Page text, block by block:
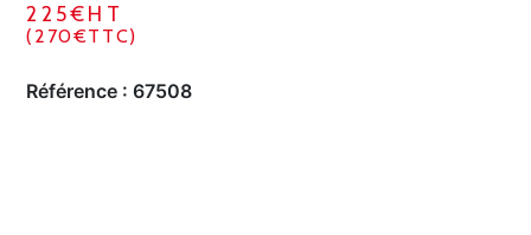
225€HT
(270€TTC)
Référence :67508